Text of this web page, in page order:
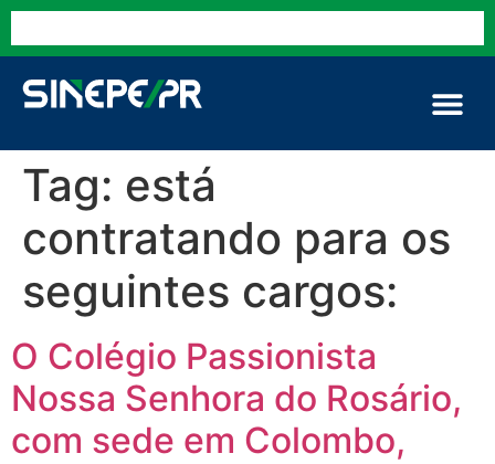
Tag: está
contratando para os
seguintes cargos:
O Colégio Passionista
Nossa Senhora do Rosário,
com sede em Colombo,